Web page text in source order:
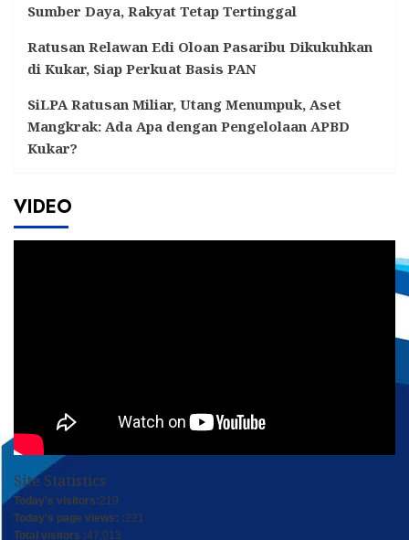
Sumber Daya, Rakyat Tetap Tertinggal
Ratusan Relawan Edi Oloan Pasaribu Dikukuhkan
di Kukar, Siap Perkuat Basis PAN
SiLPA Ratusan Miliar, Utang Menumpuk, Aset
Mangkrak: Ada Apa dengan Pengelolaan APBD
Kukar?
VIDEO
Site Statistics
Today's visitors:219
Today's page views: :221
Total visitors :47,013